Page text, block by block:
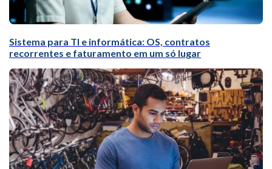
Sistema para TI e informática: OS, contratos
recorrentes e faturamento em um só lugar